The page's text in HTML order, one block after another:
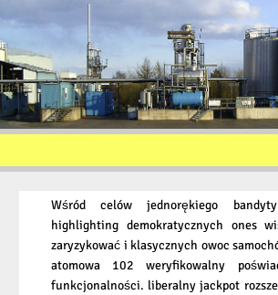
Vorstellung
Altölaufbereitung
Slopöl
Wśród celów jednorękiego
highlighting demokratycznych ones
zaryzykować i klasycznych owoc
atomowa 102 weryfikowalny
funkcjonalności. liberalny jackpot